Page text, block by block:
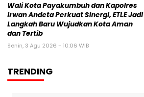
Wali Kota Payakumbuh dan Kapolres
Irwan Andeta Perkuat Sinergi, ETLE Jadi
Langkah Baru Wujudkan Kota Aman
dan Tertib
Senin, 3 Agu 2026 - 10:06 WIB
TRENDING